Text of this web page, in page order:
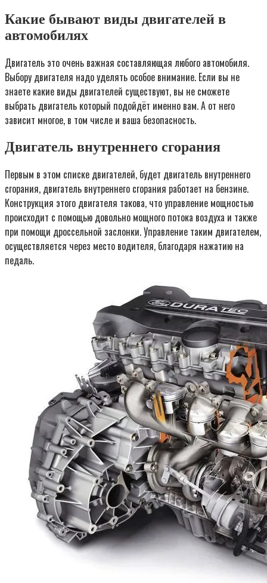
Какие бывают виды двигателей в
автомобилях
Двигатель это очень важная составляющая любого автомобиля.
Выбору двигателя надо уделять особое внимание. Если вы не
знаете какие виды двигателей существуют, вы не сможете
выбрать двигатель который подойдёт именно вам. А от него
зависит многое, в том числе и ваша безопасность.
Двигатель внутреннего сгорания
Первым в этом списке двигателей, будет двигатель внутреннего
сгорания, двигатель внутреннего сгорания работает на бензине.
Конструкция этого двигателя такова, что управление мощностью
происходит с помощью довольно мощного потока воздуха и также
при помощи дроссельной заслонки. Управление таким двигателем,
осуществляется через место водителя, благодаря нажатию на
педаль.